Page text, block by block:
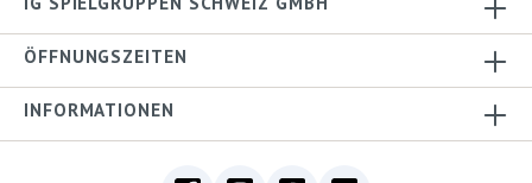
ÖFFNUNGSZEITEN
INFORMATIONEN